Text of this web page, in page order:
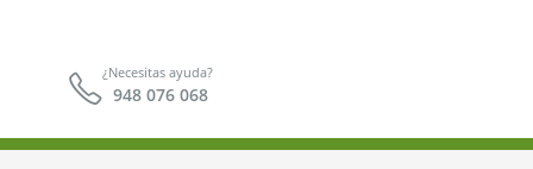
¿Necesitas ayuda?
948 076 068